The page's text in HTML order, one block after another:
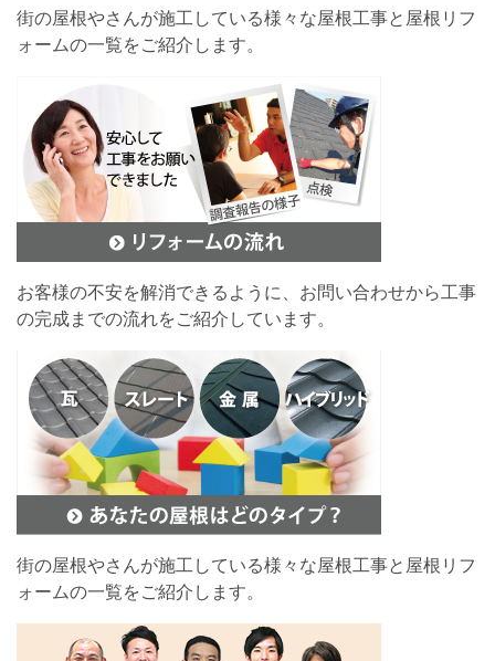
街の屋根やさんが施工している様々な屋根工事と屋根リフ
ォームの一覧をご紹介します。
お客様の不安を解消できるように、お問い合わせから工事
の完成までの流れをご紹介しています。
街の屋根やさんが施工している様々な屋根工事と屋根リフ
ォームの一覧をご紹介します。